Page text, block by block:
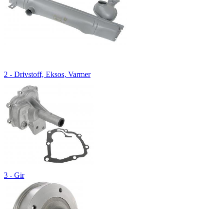
2 - Drivstoff, Eksos, Varmer
3 - Gir